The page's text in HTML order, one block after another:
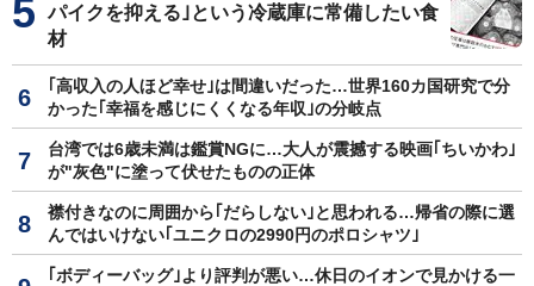
パイクを抑える｣という冷蔵庫に常備したい食
材
｢高収入の人ほど幸せ｣は間違いだった…世界160カ国研究で分
かった｢幸福を感じにくくなる年収｣の分岐点
台湾では6歳未満は鑑賞NGに…大人が震撼する映画｢ちいかわ｣
が"灰色"に塗って伏せたものの正体
襟付きなのに周囲から｢だらしない｣と思われる…帰省の際に選
んではいけない｢ユニクロの2990円のポロシャツ｣
｢ボディーバッグ｣より評判が悪い…休日のイオンで見かける一